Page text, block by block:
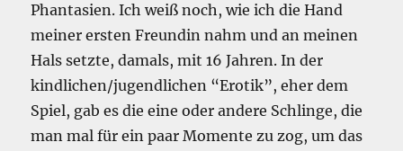
Phantasien. Ich weiß noch, wie ich die Hand
meiner ersten Freundin nahm und an meinen
Hals setzte, damals, mit 16 Jahren. In der
kindlichen/jugendlichen “Erotik”, eher dem
Spiel, gab es die eine oder andere Schlinge, die
man mal für ein paar Momente zu zog, um das